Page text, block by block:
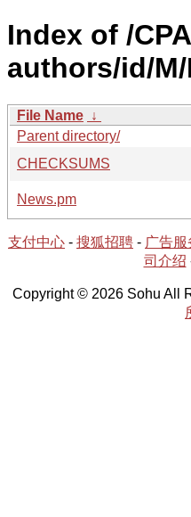
Index of /
authors/id/M/
File Name ↓
Parent directory/
CHECKSUMS
News.pm
支付中心 - 搜狐招聘 - 广告服
司介绍
Copyright © 2026 Sohu All